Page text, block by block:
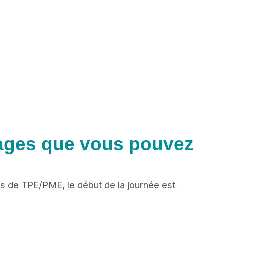
que vous pouvez
de TPE/PME, le début de la journée est